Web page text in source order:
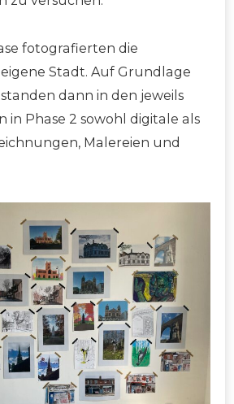
fotografierten die
Stadt. Auf Grundlage
dann in den jeweils
in Phase 2 sowohl digitale als
Malereien und